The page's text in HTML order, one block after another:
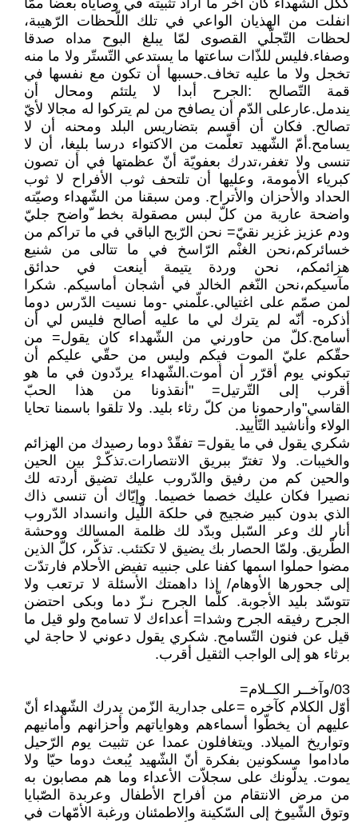
ككلّ الشّهداء كان آخر ما أراد تثبيته في وصاياه بعضا ممّا
انفلت من الهذيان الواعي في تلك اللّحظات الرّهيبة،
لحظات التّجلّي القصوى لمّا يبلغ البوح مداه صدقا
وصفاء.فليس للذّات ساعتها ما يستدعي التّستّر ولا ما منه
تخجل ولا ما عليه تخاف.حسبها أن تكون مع نفسها في
قمة التّصالح :الجرح أبدا لا يلتئم ومحال أن
يندمل.عارعلى الدّم أن يصافح من لم يتركوا له مجالا لأيّ
تصالح. فكان أن أقسم بتضاريس البلد ومحنه أن لا
يسامح.أمّ الشّهيد تعلّمت من الاكتواء درسا بليغا، أن لا
تنسى ولا تغفر،تدرك بعفويّة أنّ عظمتها في أن تصون
كبرياء الأمومة، وعليها أن تلتحف ثوب الأفراح لا ثوب
الحداد والأحزان والأتراح. ومن سبقنا من الشّهداء وصيّته
واضحة عارية من كلّ لبس مصقولة بخط ّواضح جليّ
ودم عزيز غزير نقيّ= نحن الرّبح الباقي في ما تراكم من
خسائركم،نحن الغنْم الرّاسخ في ما تتالى من شنيع
هزائمكم، نحن وردة يتيمة أينعت في حدائق
مآسيكم،نحن النّغم الخالد في أشجان أماسيكم. شكرا
لمن صمّم على اغتيالي.علّمني -وما نسيت الدّرس دوما
أذكره- أنّه لم يترك لي ما عليه أصالح فليس لي أن
أسامح.كلّ من حاورني من الشّهداء كان يقول= من
حقّكم عليّ الموت فيكم وليس من حقّي عليكم أن
تبكوني يوم أقرّر أن أموت.الشّهداء يردّدون في ما هو
أقرب إلى التّرتيل= "أنقذونا من هذا الحبّ
القاسي"وارحمونا من كلّ رثاء بليد. ولا تلقوا باسمنا تحايا
الولاء وأناشيد التّأييد.
شكري يقول في ما يقول= تفقّدْ دوما رصيدك من الهزائم
والخيبات. ولا تغترّ ببريق الانتصارات.تذكّـرْ بين الحين
والحين كم من رفيق والدّروب عليك تضيق أردته لك
نصيرا فكان عليك خصما خصيما. وإيّاك أن تنسى ذاك
الذي بدون كبير ضجيج في حلكة اللّيل وانسداد الدّروب
أنار لك وعر السّبل وبدّد لك ظلمة المسالك ووحشة
الطّريق. ولمّا الحصار بك يضيق لا تكتئب. تذكّر، كلّ الذين
مضوا حملوا اسمها كفنا على جنبيه تفيض الأحلام فارتدّت
إلى جحورها الأوهام/ إذا داهمتك الأسئلة لا ترتعب ولا
تتوسّد بليد الأجوبة. كلّما الجرح نـزّ دما وبكى احتضن
الجرح رفيقه الجرح وشدا= أعداءك لا تسامح ولو قيل ما
قيل عن فنون التّسامح. شكري يقول دعوني لا حاجة لي
برثاء هو إلى الواجب الثقيل أقرب.
03/وآخــر الكــلام=
أوّل الكلام كآخره =على جدارية الزّمن يدرك الشّهداء أنّ
عليهم أن يخطّوا أسماءهم وهواياتهم وأحزانهم وأمانيهم
وتواريخ الميلاد. ويتغافلون عمدا عن تثبيت يوم الرّحيل
ماداموا مسكونين بفكرة أنّ الشّهيد يُبعث دوما حيّا ولا
يموت. يدلّونك على سجلاّت الأعداء وما هم مصابون به
من مرض الانتقام من أفراح الأطفال وعربدة الصّبايا
وتوق الشّيوخ إلى السّكينة والاطمئنان ورغبة الأمّهات في